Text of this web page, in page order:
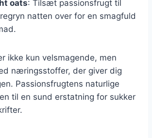
oats: Tilsæt passionsfrugt til
natten over for en smagfuld
ikke kun velsmagende, men
næringsstoffer, der giver dig
Passionsfrugtens naturlige
til en sund erstatning for sukker